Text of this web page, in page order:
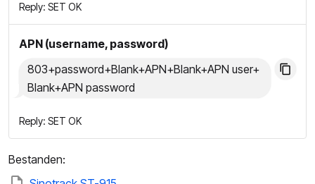
Reply: SET OK
APN (username, password)
803+password+Blank+APN+Blank+APN user+
Blank+APN password
Reply: SET OK
Bestanden: